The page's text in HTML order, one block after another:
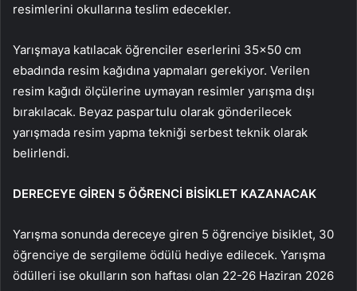
resimlerini okullarına teslim edecekler.
Yarışmaya katılacak öğrenciler eserlerini 35×50 cm
ebadında resim kağıdına yapmaları gerekiyor. Verilen
resim kağıdı ölçülerine uymayan resimler yarışma dışı
bırakılacak. Beyaz paspartulu olarak gönderilecek
yarışmada resim yapma tekniği serbest teknik olarak
belirlendi.
DERECEYE GİREN 5 ÖĞRENCİ BİSİKLET KAZANACAK
Yarışma sonunda dereceye giren 5 öğrenciye bisiklet, 30
öğrenciye de sergileme ödülü hediye edilecek. Yarışma
ödülleri ise okulların son haftası olan 22-26 Haziran 2026